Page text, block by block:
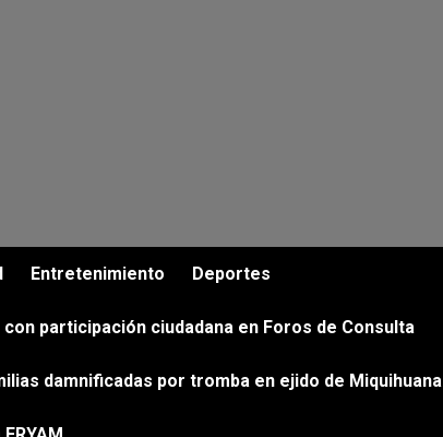
Entretenimiento Deportes
participación ciudadana en Foros de Consulta
damnificadas por tromba en ejido de Miquihuana